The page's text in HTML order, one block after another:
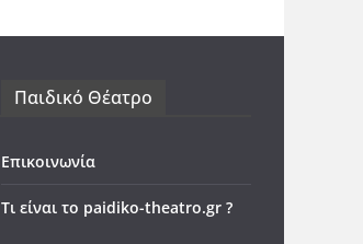
Παιδικό Θέατρο
Επικοινωνία
Τι είναι το paidiko-theatro.gr ?